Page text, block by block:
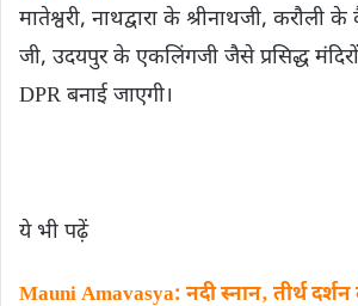
मातेश्वरी, नाथद्वारा के श्रीनाथजी, करौली
जी, उदयपुर के एकलिंगजी जैसे प्रसिद्ध
DPR बनाई जाएगी।
ये भी पढ़ें
Mauni Amavasya: नदी स्नान‚ तीर्थ